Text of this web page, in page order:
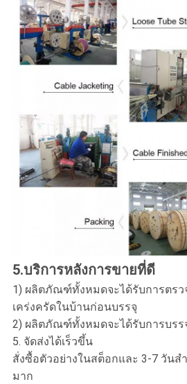
5.บริการหลังการขายที่ดี
1) ผลิตภัณฑ์ทั้งหมดจะได้รับการตร
เคร่งครัดในบ้านก่อนบรรจุ
2) ผลิตภัณฑ์ทั้งหมดจะได้รับการบรร
5. จัดส่งได้เร็วขึ้น
สั่งซื้อตัวอย่างในสต็อกและ 3-7 วันส
มาก